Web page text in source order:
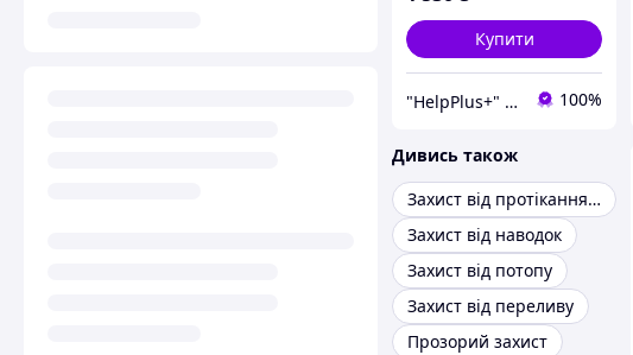
Купити
"HelpPlus+" інтернет магазин 100%
Дивись також
Захист від протікання води
Захист від наводок
Захист від потопу
Захист від переливу
Прозорий захист